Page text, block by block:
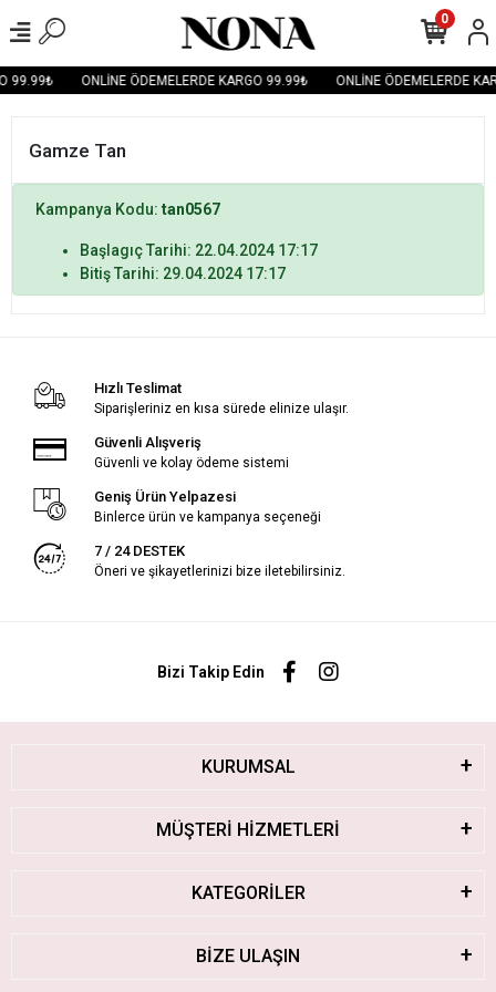
99.99₺ ONLİNE ÖDEMELERDE KARGO 99.99₺ ONLİNE ÖDEMELERDE
0
Gamze Tan
Kampanya Kodu: tan0567
Başlagıç Tarihi: 22.04.2024 17:17
Bitiş Tarihi: 29.04.2024 17:17
Hızlı Teslimat
Siparişleriniz en kısa sürede elinize ulaşır.
Güvenli Alışveriş
Güvenli ve kolay ödeme sistemi
Geniş Ürün Yelpazesi
Binlerce ürün ve kampanya seçeneği
7 / 24 DESTEK
Öneri ve şikayetlerinizi bize iletebilirsiniz.
Bizi Takip Edin
KURUMSAL
MÜŞTERİ HİZMETLERİ
KATEGORİLER
BİZE ULAŞIN